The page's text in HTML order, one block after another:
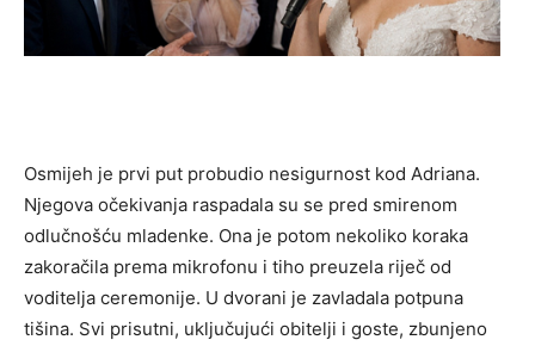
Osmijeh je prvi put probudio nesigurnost kod Adriana.
Njegova očekivanja raspadala su se pred smirenom
odlučnošću mladenke. Ona je potom nekoliko koraka
zakoračila prema mikrofonu i tiho preuzela riječ od
voditelja ceremonije. U dvorani je zavladala potpuna
tišina. Svi prisutni, uključujući obitelji i goste, zbunjeno